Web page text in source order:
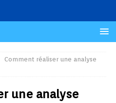
Comment réaliser une analyse
une analyse